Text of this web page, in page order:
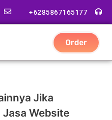
+6285867165177
Order
Jika
Website